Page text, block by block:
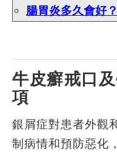
腸胃炎多久會好
牛皮癬戒口
項
銀屑症對患者外觀
制病情和預防惡化